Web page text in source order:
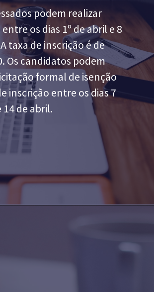
podem realizar
os dias 1º de abril e 8
taxa de inscrição é de
Os candidatos podem
formal de isenção
inscrição entre os dias 7
14 de abril.